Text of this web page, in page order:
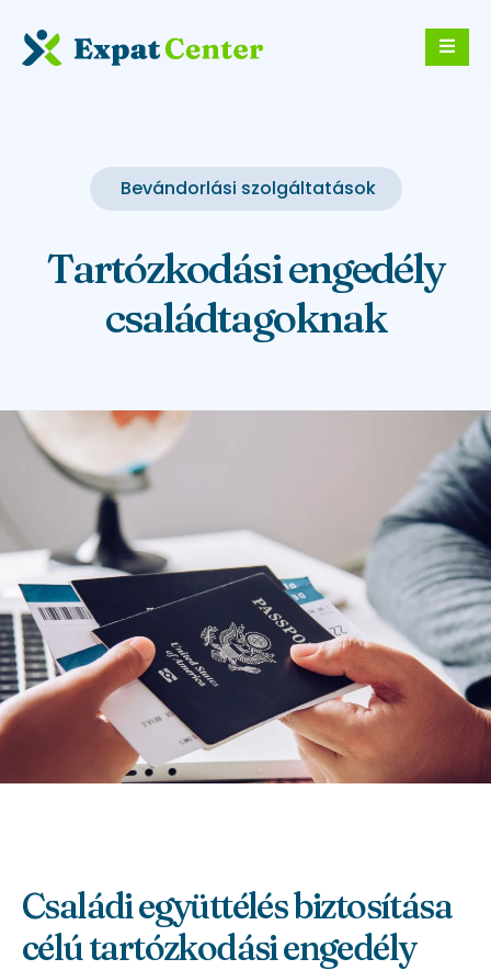
Bevándorlási szolgáltatások
Tartózkodási engedély
családtagoknak
Családi együttélés biztosítása
célú tartózkodási engedély